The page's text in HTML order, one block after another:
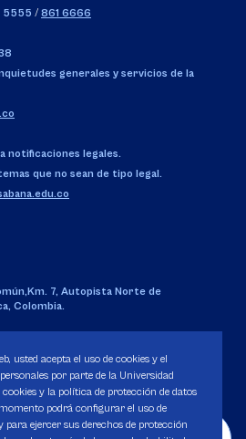
5555 / 861 6666
generales y servicios de la
notificaciones legales.
que no sean de tipo legal.
Km. 7, Autopista Norte de
Colombia.
130 del 14 de enero de 1980.
usted acepta el uso de cookies y el
por parte de la Universidad
y la política de protección de datos
podrá configurar el uso de
para ejercer sus derechos de protección